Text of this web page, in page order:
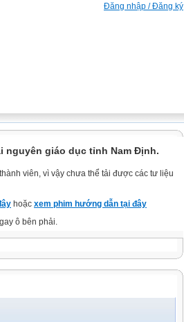
Đăng nhập / Đăng ký
nguyên giáo dục tỉnh Nam Định.
viên, vì vậy chưa thể tải được các tư liệu
hoặc xem phim hướng dẫn tại đây
ô bên phải.